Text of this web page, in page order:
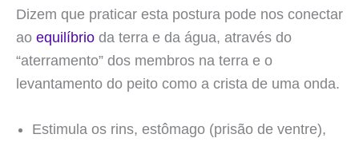
Dizem que praticar esta postura pode nos conectar
ao equilíbrio da terra e da água, através do
“aterramento” dos membros na terra e o
levantamento do peito como a crista de uma onda.
Estimula os rins, estômago (prisão de ventre),